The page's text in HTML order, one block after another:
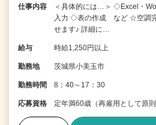
仕事内容
＜具体的には…＞ ◇Excel・
入力 ◇表の作成 など ☆空調
せます♪ 詳細に…
給与 時給1,250円以上
勤務地 茨城県小美玉市
勤務時間 8：40～17：30
応募資格 定年満60歳（再雇用として原則